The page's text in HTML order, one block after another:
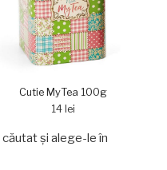
Cutie MyTea 100g
14 lei
şi alege-le în